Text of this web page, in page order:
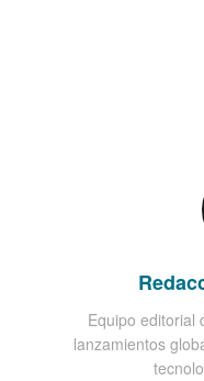
Equipo editorial
lanzamientos